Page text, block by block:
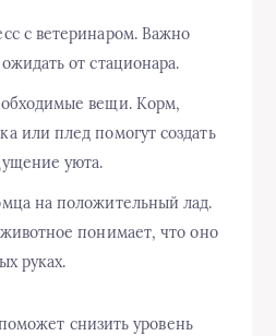
с ветеринаром. Важно
от стационара.
вещи. Корм,
или плед помогут создать
уюта.
на положительный лад.
понимает, что оно
руках.
снизить уровень